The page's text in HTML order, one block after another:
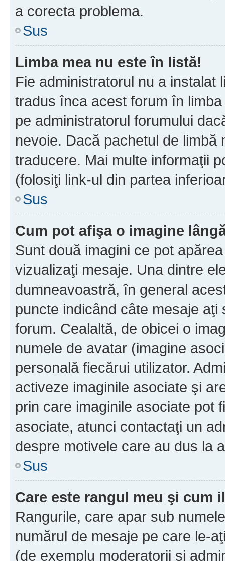
a corecta problema.
Sus
Limba mea nu este în listă!
Fie administratorul nu a instalat
tradus înca acest forum în
pe administratorul forumului
nevoie. Dacă pachetul de
traducere. Mai multe informaţii
(folosiţi link-ul din partea
Sus
Cum pot afişa o imagine
Sunt două imagini ce pot
vizualizaţi mesaje. Una dintre
dumneavoastră, în general
puncte indicând câte mesaje
forum. Cealaltă, de obicei o
numele de avatar (imagine
personală fiecărui utilizator.
activeze imaginile asociate şi
prin care imaginile asociate pot
asociate, atunci contactaţi un
despre motivele care au dus la
Sus
Care este rangul meu şi cum
Rangurile, care apar sub
numărul de mesaje pe care le-
(de exemplu moderatorii şi